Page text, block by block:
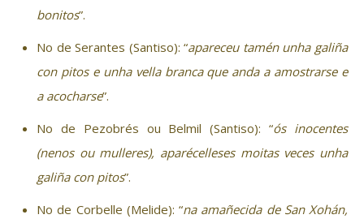
bonitos”.
No de Serantes (Santiso): “apareceu tamén unha galiña
con pitos e unha vella branca que anda a amostrarse e
a acocharse”.
No de Pezobrés ou Belmil (Santiso): “ós inocentes
(nenos ou mulleres), aparécelleses moitas veces unha
galiña con pitos”.
No de Corbelle (Melide): “na amañecida de San Xohán,